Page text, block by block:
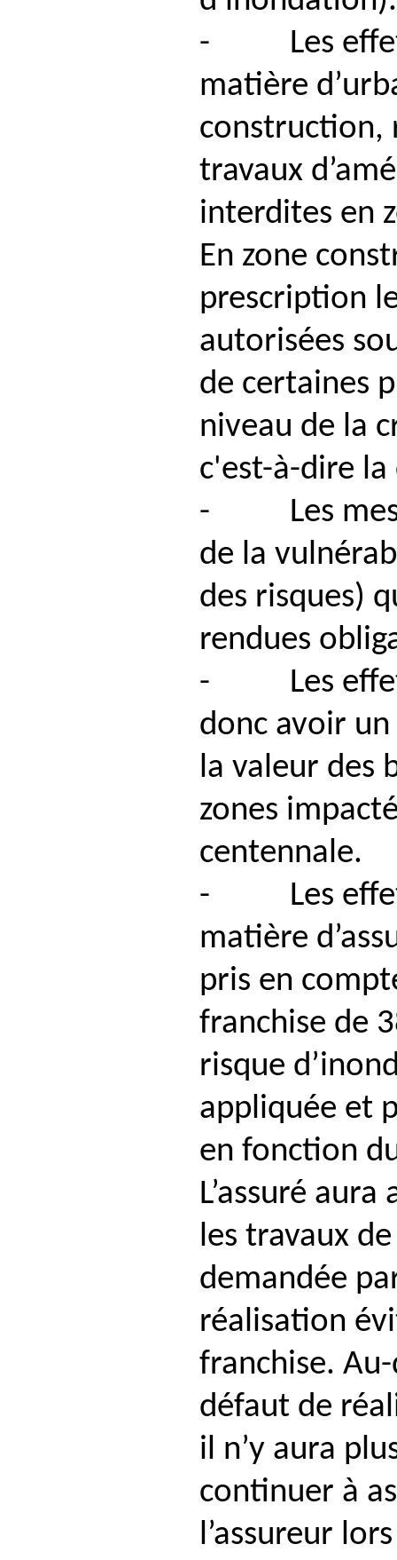
- Les effets
matière
construction,
travaux
interdites en
En zone
prescription
autorisées
de certaines
niveau de la
c'est-à-dire
- Les
de la
des risques)
rendues
- Les effets
donc avoir
la valeur des
zones
centennale.
- Les effets
matière
pris en
franchise de
risque
appliquée et
en fonction
L’assuré
les travaux
demandée
réalisation
franchise.
défaut de
il n’y aura
continuer à
l’assureur